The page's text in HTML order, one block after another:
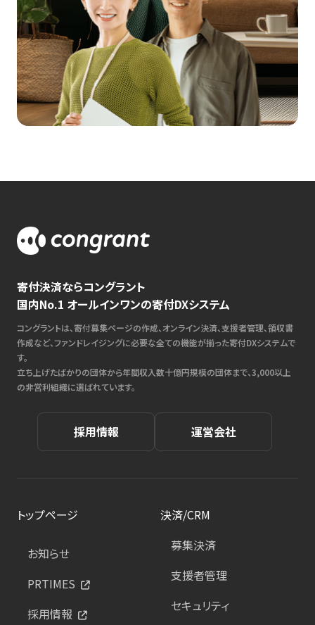
寄付決済ならコングラント
国内No.1 オールインワンの寄付DXシステム
コングラントは、寄付募集ページの作成、オンライン決済、支援者管理、領収書
作成など、ファンドレイジングに必要な全ての機能が揃った寄付DXシステムで
す。
立ち上げたばかりの団体から年間収入数十億円規模の団体まで、3,000以上
の非営利組織に選ばれています。
採用情報 運営会社
トップページ
お知らせ
PRTIMES
採用情報
決済/CRM
募集決済
支援者管理
セキュリティ